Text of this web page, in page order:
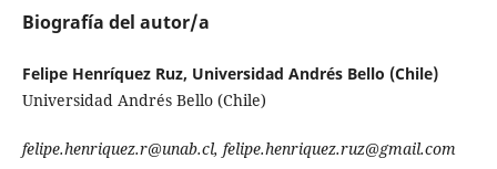
Biografía del autor/a
Felipe Henríquez Ruz, Universidad Andrés Bello (Chile)
Universidad Andrés Bello (Chile)
felipe.henriquez.r@unab.cl, felipe.henri­quez.ruz@gmail.com